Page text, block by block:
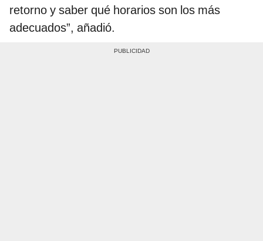
retorno y saber qué horarios son los más
adecuados”, añadió.